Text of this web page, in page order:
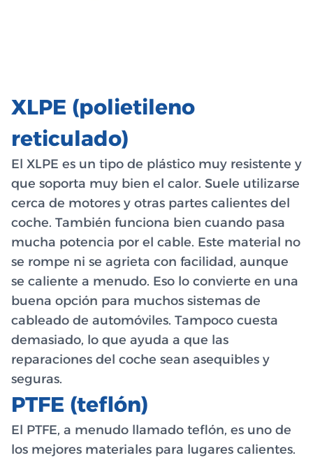
XLPE (polietileno
reticulado)
El XLPE es un tipo de plástico muy resistente y
que soporta muy bien el calor. Suele utilizarse
cerca de motores y otras partes calientes del
coche. También funciona bien cuando pasa
mucha potencia por el cable. Este material no
se rompe ni se agrieta con facilidad, aunque
se caliente a menudo. Eso lo convierte en una
buena opción para muchos sistemas de
cableado de automóviles. Tampoco cuesta
demasiado, lo que ayuda a que las
reparaciones del coche sean asequibles y
seguras.
PTFE (teflón)
El PTFE, a menudo llamado teflón, es uno de
los mejores materiales para lugares calientes.